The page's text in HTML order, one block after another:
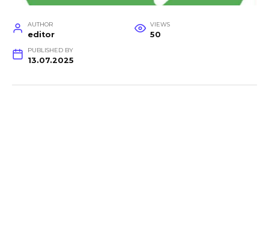
AUTHOR
editor
VIEWS
50
PUBLISHED BY
13.07.2025